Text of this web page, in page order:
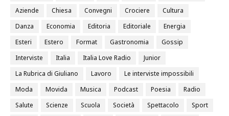
Aziende
Chiesa Convegni Crociere
Cultura
Danza
Economia Editoria Editoriale
Energia
Esteri
Estero Format Gastronomia
Gossip
Interviste
Italia Italia Love Radio
Junior
La Rubrica di Giuliano
Lavoro
Le interviste impossibili
Moda
Movida Musica Podcast Poesia
Radio
Salute
Scienze Scuola Società Spettacolo
Sport